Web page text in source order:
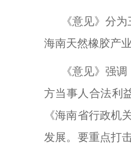
《意见》分
海南天然橡胶
《意见》强
方当事人合法利
《海南省行政
发展。要重点打